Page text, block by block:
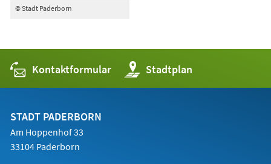
© Stadt Paderborn
Kontaktformular Stadtplan
(Öffnet
in
einem
STADT PADERBORN
Am Hoppenhof 33
33104 Paderborn